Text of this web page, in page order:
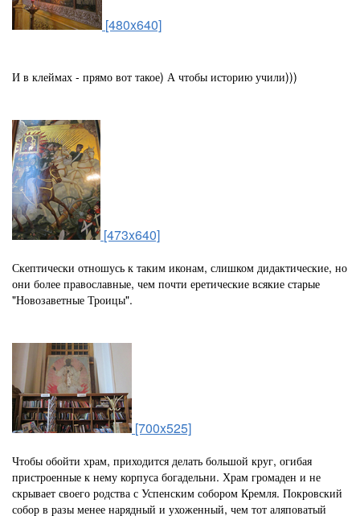
[480x640]
И в клеймах - прямо вот такое) А чтобы историю учили)))
[473x640]
Скептически отношусь к таким иконам, слишком дидактические, но
они более православные, чем почти еретические всякие старые
"Новозаветные Троицы".
[700x525]
Чтобы обойти храм, приходится делать большой круг, огибая
пристроенные к нему корпуса богадельни. Храм громаден и не
скрывает своего родства с Успенским собором Кремля. Покровский
собор в разы менее нарядный и ухоженный, чем тот аляповатый